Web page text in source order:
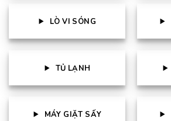
LÒ VI SÓNG
TỦ LẠNH
MÁY GIẶT SẤY